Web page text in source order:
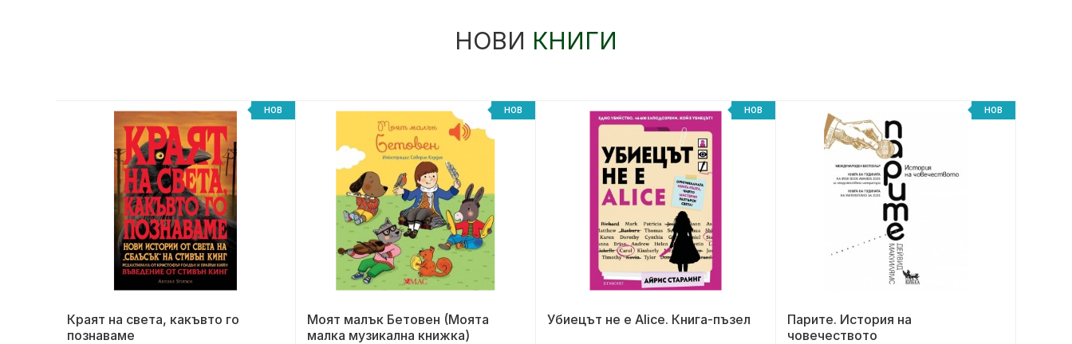
НОВИ КНИГИ
НОВ
Краят на света, какъвто го
познаваме
НОВ
Моят малък Бетовен (Моята
малка музикална книжка)
НОВ
Убиецът не е Alice. Книга-пъзел
НОВ
Парите. История на
човечеството